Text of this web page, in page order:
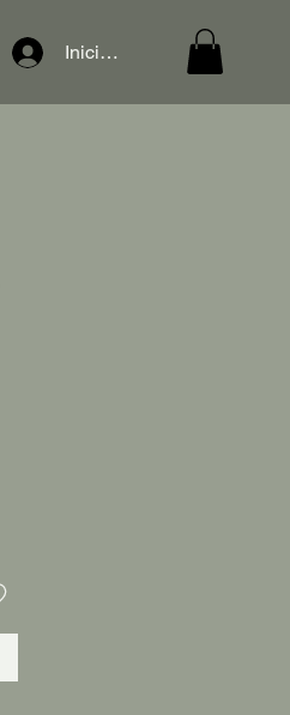
Iniciar sesión